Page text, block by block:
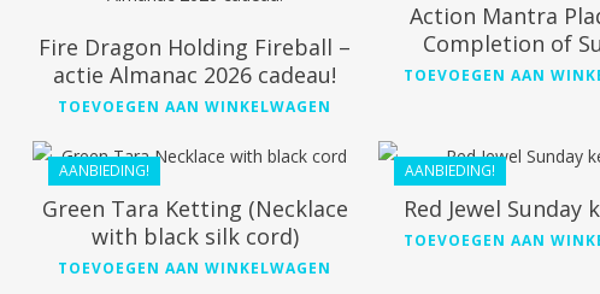
Fire Dragon Holding Fireball –
actie Almanac 2026 cadeau!
TOEVOEGEN AAN WINKELWAGEN
Action Mantra
Completion of
TOEVOEGEN AAN
AANBIEDING!
€ 168.90
€124.99
Green Tara Ketting (Necklace
with black silk cord)
TOEVOEGEN AAN WINKELWAGEN
AANBIEDING!
€38.99
Red Jewel Sunday
TOEVOEGEN AAN